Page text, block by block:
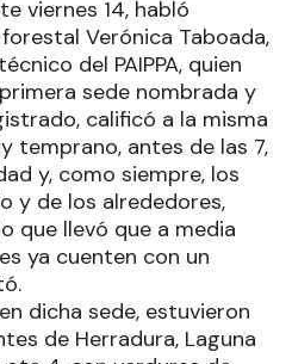
viernes 14, habló
forestal Verónica Taboada,
del PAIPPA, quien
sede nombrada y
calificó a la misma
temprano, antes de las 7,
y, como siempre, los
y de los alrededores,
que llevó que a media
ya cuenten con un
dicha sede, estuvieron
de Herradura, Laguna